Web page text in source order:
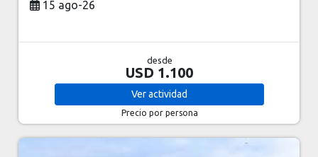
15 ago-26
desde
USD 1.100
Veractividad
Precio por persona